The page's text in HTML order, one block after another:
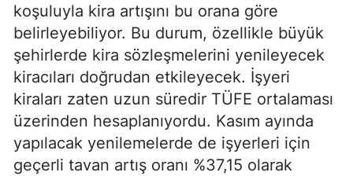
koşuluyla kira artışını bu orana göre
belirleyebiliyor. Bu durum, özellikle büyük
şehirlerde kira sözleşmelerini yenileyecek
kiracıları doğrudan etkileyecek. İşyeri
kiraları zaten uzun süredir TÜFE ortalaması
üzerinden hesaplanıyordu. Kasım ayında
yapılacak yenilemelerde de işyerleri için
geçerli tavan artış oranı %37,15 olarak